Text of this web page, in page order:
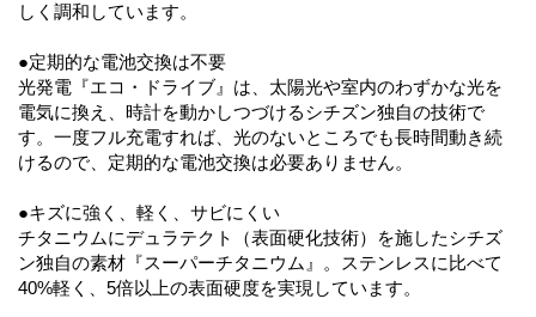
しく調和しています。
●定期的な電池交換は不要
光発電『エコ・ドライブ』は、太陽光や室内のわずかな光を
電気に換え、時計を動かしつづけるシチズン独自の技術で
す。一度フル充電すれば、光のないところでも長時間動き続
けるので、定期的な電池交換は必要ありません。
●キズに強く、軽く、サビにくい
チタニウムにデュラテクト（表面硬化技術）を施したシチズ
ン独自の素材『スーパーチタニウム』。ステンレスに比べて
40%軽く、5倍以上の表面硬度を実現しています。